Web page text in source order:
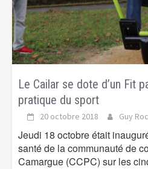
Le Cailar se dote d’un Fit
pratique du sport
20 octobre 2018 Guy
Jeudi 18 octobre était
santé de la communauté de
Camargue (CCPC) sur les